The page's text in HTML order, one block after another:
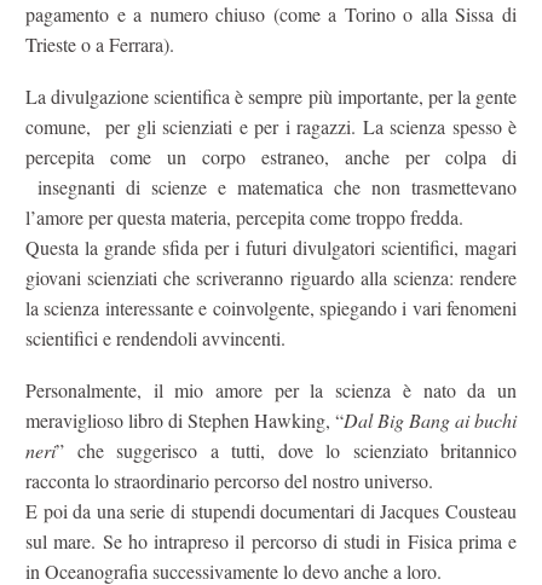
pagamento e a numero chiuso (come a Torino o alla Sissa di
Trieste o a Ferrara).
La divulgazione scientifica è sempre più importante, per la gente
comune, per gli scienziati e per i ragazzi. La scienza spesso è
percepita come un corpo estraneo, anche per colpa di
insegnanti di scienze e matematica che non trasmettevano
l’amore per questa materia, percepita come troppo fredda.
Questa la grande sfida per i futuri divulgatori scientifici, magari
giovani scienziati che scriveranno riguardo alla scienza: rendere
la scienza interessante e coinvolgente, spiegando i vari fenomeni
scientifici e rendendoli avvincenti.
Personalmente, il mio amore per la scienza è nato da un
meraviglioso libro di Stephen Hawking, “Dal Big Bang ai buchi
neri” che suggerisco a tutti, dove lo scienziato britannico
racconta lo straordinario percorso del nostro universo.
E poi da una serie di stupendi documentari di Jacques Cousteau
sul mare. Se ho intrapreso il percorso di studi in Fisica prima e
in Oceanografia successivamente lo devo anche a loro.